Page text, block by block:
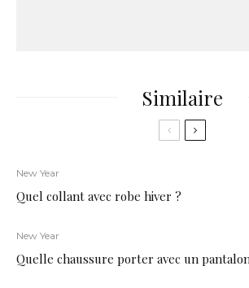
Similaire
New Year
Quel collant avec robe hiver ?
New Year
Quelle chaussure porter avec un